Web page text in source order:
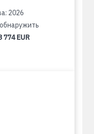
2026
774 EUR